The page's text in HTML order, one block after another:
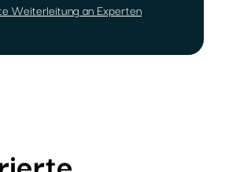
Weiterleitung an Experten